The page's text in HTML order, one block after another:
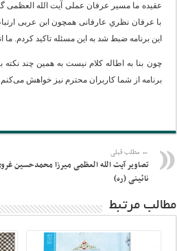
عقیده ما مسیر عرفان عملی آیت الله العظمی
با عرفان نظریِ عارفانی همچون ابن عربی
این برنامه ضبط شد به این مسئله تاکید کردم.
چون بنا به اطاله کلام نیست به همین چند
برنامه از شما کاربران محترم نیز خواهش می‌کنم
← مطلب قبلی
تصاویر آیت الله العظمی میرزا محمدحسین
نائینی (ره)
مطالب مرتبط